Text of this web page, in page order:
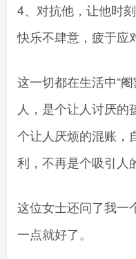
4、对抗他，让他时
快乐不肆意，疲于应
这一切都在生活中“
人，是个让人讨厌
个让人厌烦的混账，
利，不再是个吸引人
这位女士还问了我一
一点就好了。